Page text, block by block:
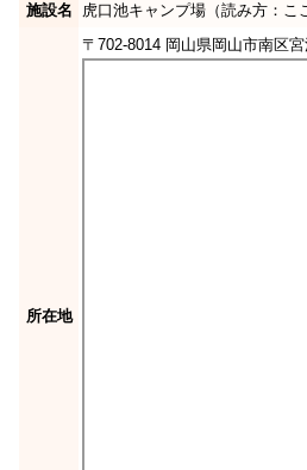
施設名 虎口池キャンプ場（読み方：こ
所在地
〒702-8014 岡山県岡山市南区